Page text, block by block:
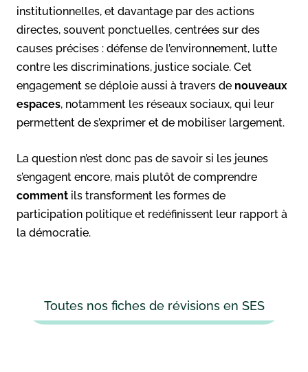
institutionnelles, et davantage par des actions
directes, souvent ponctuelles, centrées sur des
causes précises : défense de l’environnement, lutte
contre les discriminations, justice sociale. Cet
engagement se déploie aussi à travers de nouveaux
espaces, notamment les réseaux sociaux, qui leur
permettent de s’exprimer et de mobiliser largement.
La question n’est donc pas de savoir si les jeunes
s’engagent encore, mais plutôt de comprendre
comment ils transforment les formes de
participation politique et redéfinissent leur rapport à
la démocratie.
Toutes nos fiches de révisions en SES